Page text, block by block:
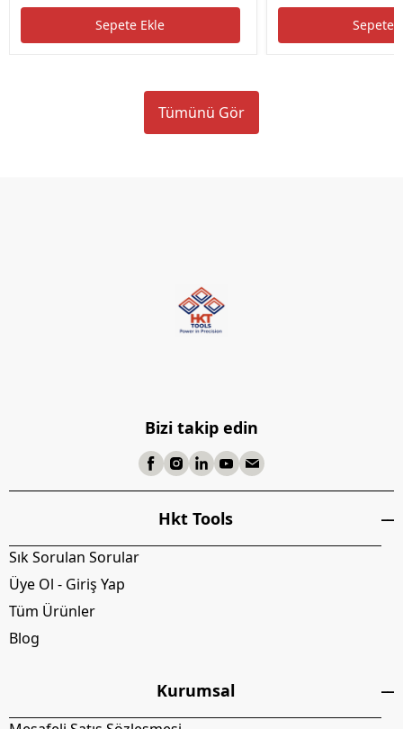
Sepete Ekle Sepete
Tümünü Gör
Bizi takip edin
Hkt Tools
Sık Sorulan Sorular
Üye Ol - Giriş Yap
Tüm Ürünler
Blog
Kurumsal